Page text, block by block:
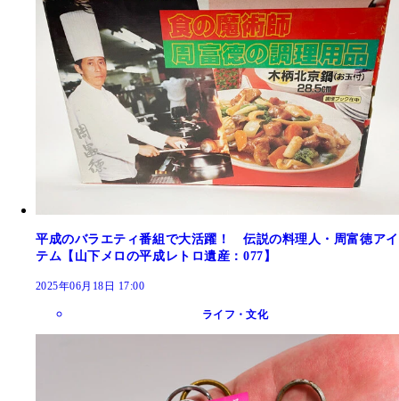
平成のバラエティ番組で大活躍！ 伝説の料理人・周富徳アイ
テム【山下メロの平成レトロ遺産：077】
2025年06月18日 17:00
ライフ・文化